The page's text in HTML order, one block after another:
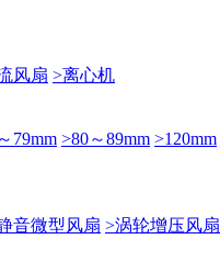
风扇 >离心机
79mm >80～89mm >120mm
音微型风扇 >涡轮增压风扇